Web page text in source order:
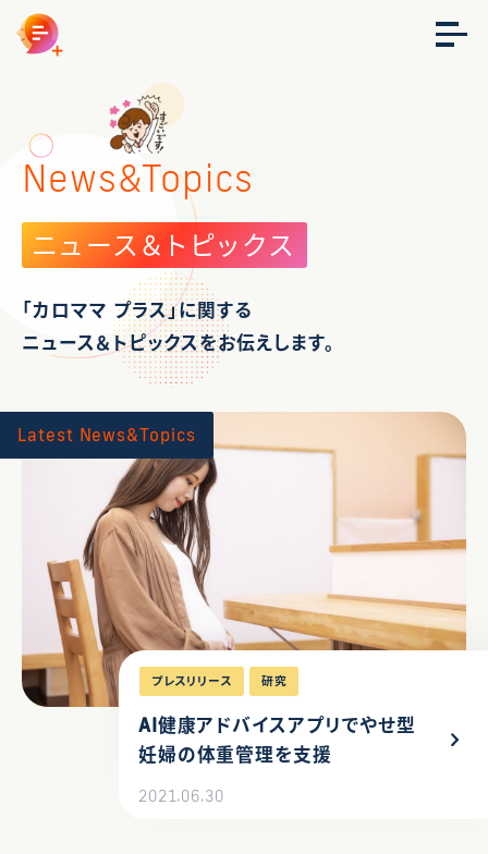
News&Topics
ニュース＆トピックス
「カロママ プラス」に関する
ニュース＆トピックスをお伝えします。
Latest News&Topics
プレスリリース 研究
AI健康アドバイスアプリでやせ型
妊婦の体重管理を支援
2021.06.30